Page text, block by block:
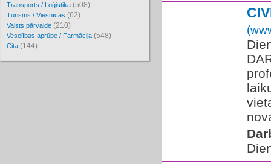
Transports / Loģistika (508)
Tūrisms / Viesnīcas (62)
Valsts pārvalde (210)
Veselības aprūpe / Farmācija (548)
Cita (144)